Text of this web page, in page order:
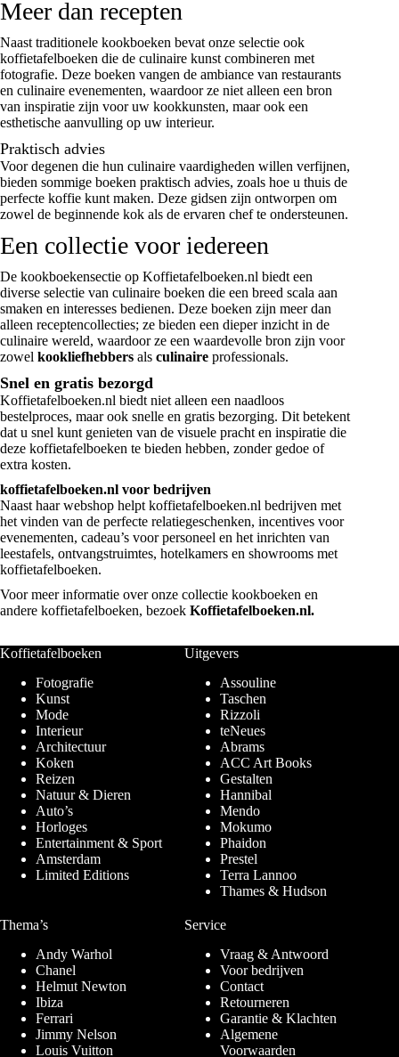
Meer dan recepten
Naast traditionele kookboeken bevat onze selectie ook
koffietafelboeken die de culinaire kunst combineren met
fotografie. Deze boeken vangen de ambiance van restaurants
en culinaire evenementen, waardoor ze niet alleen een bron
van inspiratie zijn voor uw kookkunsten, maar ook een
esthetische aanvulling op uw interieur.
Praktisch advies
Voor degenen die hun culinaire vaardigheden willen verfijnen,
bieden sommige boeken praktisch advies, zoals hoe u thuis de
perfecte koffie kunt maken. Deze gidsen zijn ontworpen om
zowel de beginnende kok als de ervaren chef te ondersteunen.
Een collectie voor iedereen
De kookboekensectie op Koffietafelboeken.nl biedt een
diverse selectie van culinaire boeken die een breed scala aan
smaken en interesses bedienen. Deze boeken zijn meer dan
alleen receptencollecties; ze bieden een dieper inzicht in de
culinaire wereld, waardoor ze een waardevolle bron zijn voor
zowel kookliefhebbers als culinaire professionals.
Snel en gratis bezorgd
Koffietafelboeken.nl biedt niet alleen een naadloos
bestelproces, maar ook snelle en gratis bezorging. Dit betekent
dat u snel kunt genieten van de visuele pracht en inspiratie die
deze koffietafelboeken te bieden hebben, zonder gedoe of
extra kosten.
koffietafelboeken.nl voor bedrijven
Naast haar webshop helpt koffietafelboeken.nl bedrijven met
het vinden van de perfecte relatiegeschenken, incentives voor
evenementen, cadeau’s voor personeel en het inrichten van
leestafels, ontvangstruimtes, hotelkamers en showrooms met
koffietafelboeken.
Voor meer informatie over onze collectie kookboeken en
andere koffietafelboeken, bezoek Koffietafelboeken.nl.
Koffietafelboeken
Fotografie
Kunst
Mode
Interieur
Architectuur
Koken
Reizen
Natuur & Dieren
Auto’s
Horloges
Entertainment & Sport
Amsterdam
Limited Editions
Uitgevers
Assouline
Taschen
Rizzoli
teNeues
Abrams
ACC Art Books
Gestalten
Hannibal
Mendo
Mokumo
Phaidon
Prestel
Terra Lannoo
Thames & Hudson
Thema’s
Andy Warhol
Chanel
Helmut Newton
Ibiza
Ferrari
Jimmy Nelson
Louis Vuitton
Service
Vraag & Antwoord
Voor bedrijven
Contact
Retourneren
Garantie & Klachten
Algemene
Voorwaarden